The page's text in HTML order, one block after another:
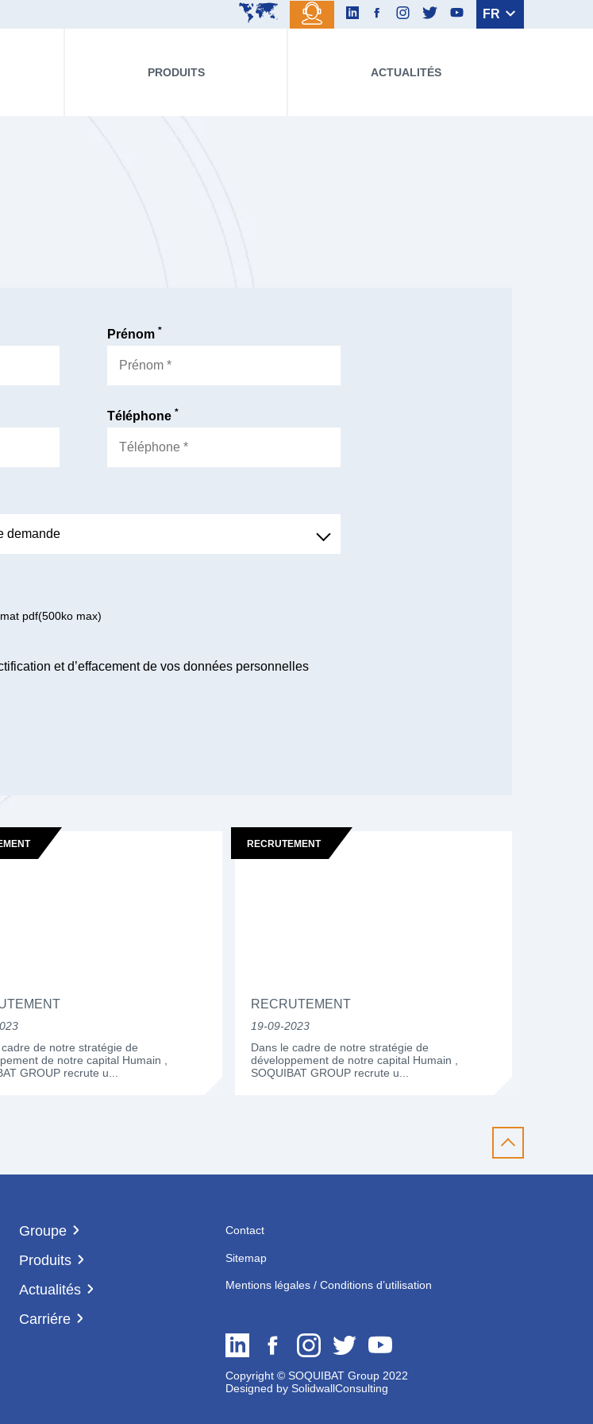
FR
PRODUITS ACTUALITÉS
Prénom *
Téléphone *
pdf(500ko max)
et d’effacement de vos données personnelles
de notre stratégie de
de notre capital Humain ,
GROUP recrute u...
RECRUTEMENT
RECRUTEMENT
19-09-2023
Dans le cadre de notre stratégie de
développement de notre capital Humain ,
SOQUIBAT GROUP recrute u...
Groupe
Produits
Actualités
Carriére
Contact
Sitemap
Mentions légales / Conditions d’utilisation
Copyright © SOQUIBAT Group 2022
Designed bySolidwallConsulting